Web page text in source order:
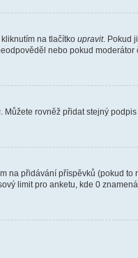
na tlačítko upravit. Pokud
nebo pokud moderátor
. Můžete rovněž přidat stejný
na přidávání příspěvků (pokud to
limit pro anketu, kde 0